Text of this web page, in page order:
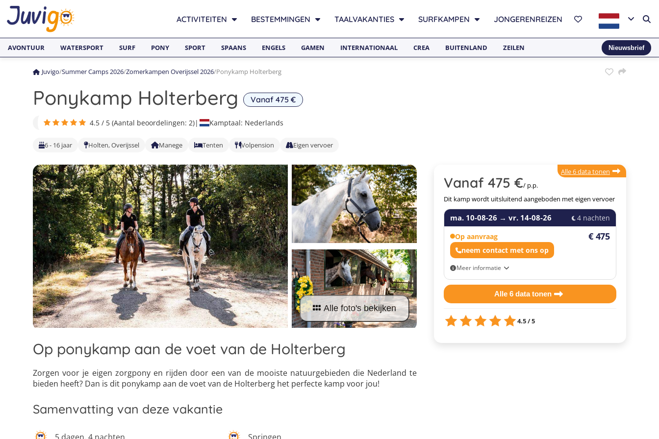
ACTIVITEITEN BESTEMMINGEN TAALVAKANTIES SURFKAMPEN JONGERENREIZEN
AVONTUUR WATERSPORT SURF PONY SPORT SPAANS ENGELS GAMEN INTERNATIONAAL CREA BUITENLAND ZEILEN Nieuwsbrief
Juvigo/Summer Camps 2026/Zomerkampen Overijssel 2026/Ponykamp Holterberg
Ponykamp Holterberg Vanaf 475 €
4.5 / 5 (Aantal beoordelingen: 2)| Kamptaal: Nederlands
6 - 16 jaar Holten, Overijssel Manege Tenten Volpension Eigen vervoer
Vanaf 475 €/ p.p.
Alle 6 data tonen
Dit kamp wordt uitsluitend aangeboden met eigen vervoer
ma. 10-08-26 →vr. 14-08-26
4 nachten
Op aanvraag
€ 475
neem contact met ons op
Meer informatie
Eigen vervoer
Alle 6 data tonen
4.5 / 5
Alle foto's bekijken
Op ponykamp aan de voet van de Holterberg
Zorgen voor je eigen zorgpony en rijden door een van de mooiste natuurgebieden die Nederland te
bieden heeft? Dan is dit ponykamp aan de voet van de Holterberg het perfecte kamp voor jou!
Samenvatting van deze vakantie